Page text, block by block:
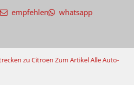
empfehlen whatsapp
zu Citroen Zum ArtikelAlle Auto-